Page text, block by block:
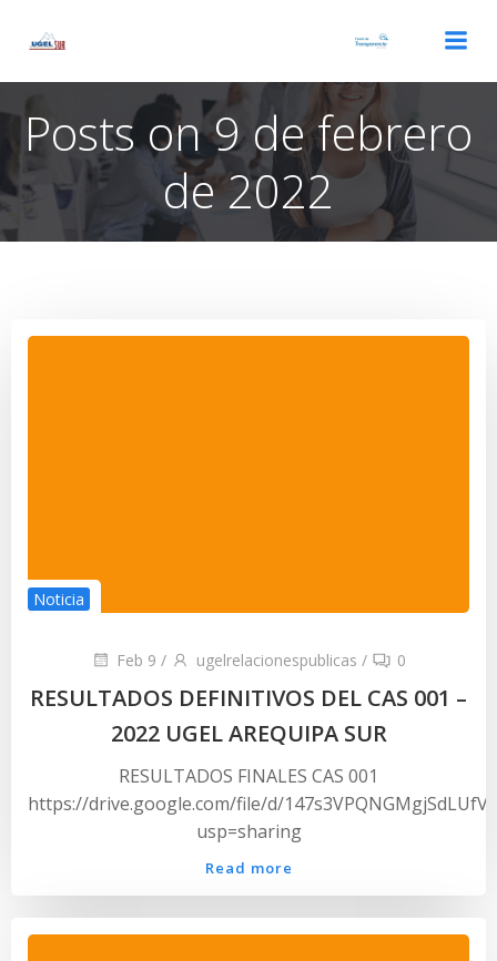
Posts on 9 de febrero
de 2022
Noticia
Feb 9 / ugelrelacionespublicas / 0
RESULTADOS DEFINITIVOS DEL CAS 001 –
2022 UGEL AREQUIPA SUR
RESULTADOS FINALES CAS 001
https://drive.google.com/file/d/
usp=sharing
Read more